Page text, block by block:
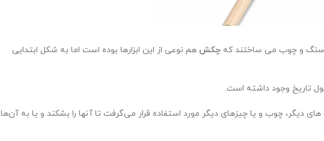
از سنگ و چوب می ساختند که چکش هم نوعی از این ابزارها بوده است اما به شکل ابتدایی
تاریخ وجود داشته است.
دیگر، چوب و یا چیزهای دیگر مورد استفاده قرار می‌گرفت تا آنها را بشکند و یا به آن‌ها